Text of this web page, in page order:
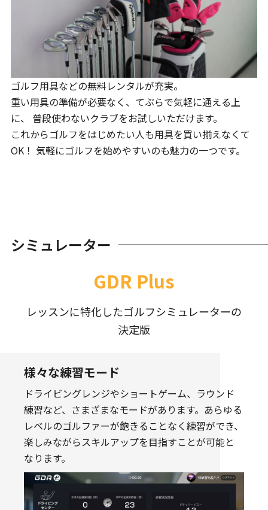
ゴルフ用具などの無料レンタルが充実。
重い用具の準備が必要なく、てぶらで気軽に通える上
に、 普段使わないクラブをお試しいただけます。
これからゴルフをはじめたい人も用具を買い揃えなくて
OK！ 気軽にゴルフを始めやすいのも魅力の一つです。
シミュレーター
GDR Plus
レッスンに特化したゴルフシミュレーターの
決定版
様々な練習モード
ドライビングレンジやショートゲーム、ラウンド
練習など、さまざまなモードがあります。あらゆる
レベルのゴルファーが飽きることなく練習ができ、
楽しみながらスキルアップを目指すことが可能と
なります。